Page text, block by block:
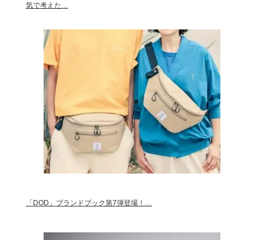
気で考えた…
「DOD」ブランドブック第7弾登場！…